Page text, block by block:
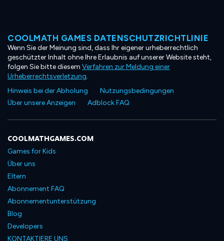
COOLMATH GAMES DATENSCHUTZRICHTLINIE
Wenn Sie der Meinung sind, dass Ihr eigener urheberrechtlich
geschützter Inhalt ohne Ihre Erlaubnis auf unserer Website steht,
folgen Sie bitte diesem Verfahren zur Meldung einer
Urheberrechtsverletzung.
Hinweis bei der Abholung
Nutzungsbedingungen
Über unsere Anzeigen
Adblock FAQ
COOLMATHGAMES.COM
Games for Kids
Über uns
Eltern
Abonnement FAQ
Abonnementunterstützung
Blog
Developers
KONTAKTIERE UNS